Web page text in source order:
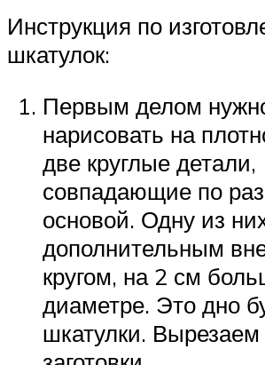
Инструкция по
шкатулок:
Первым делом
нарисовать на
две круглые детали,
совпадающие по
основой. Одну из
дополнительным
кругом, на 2 см
диаметре. Это дно
шкатулки.